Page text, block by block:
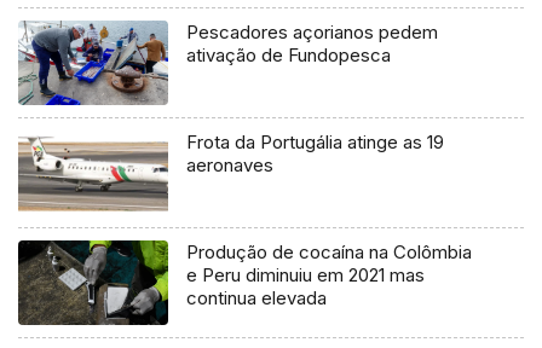
Pescadores açorianos pedem
ativação de Fundopesca
Frota da Portugália atinge as 19
aeronaves
Produção de cocaína na Colômbia
e Peru diminuiu em 2021 mas
continua elevada